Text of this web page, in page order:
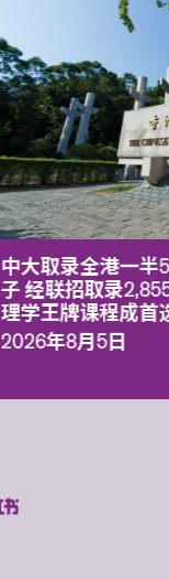
中大取录全港一半
子 经联招取录
理学王牌课程成首
2026年8月5日